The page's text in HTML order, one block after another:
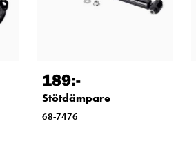
189:-
Stötdämpare
68-7476